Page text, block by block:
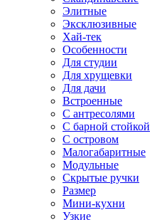
Элитные
Эксклюзивные
Хай-тек
Особенности
Для студии
Для хрущевки
Для дачи
Встроенные
С антресолями
С барной стойкой
С островом
Малогабаритные
Модульные
Скрытые ручки
Размер
Мини-кухни
Узкие